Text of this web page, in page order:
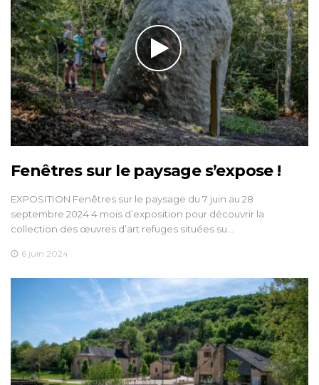
Fenêtres sur le paysage s’expose !
EXPOSITION Fenêtres sur le paysage du 7 juin au 28
septembre 2024 4 mois d’exposition pour découvrir la
collection des œuvres d’art refuges situées su…
6 juin 2024